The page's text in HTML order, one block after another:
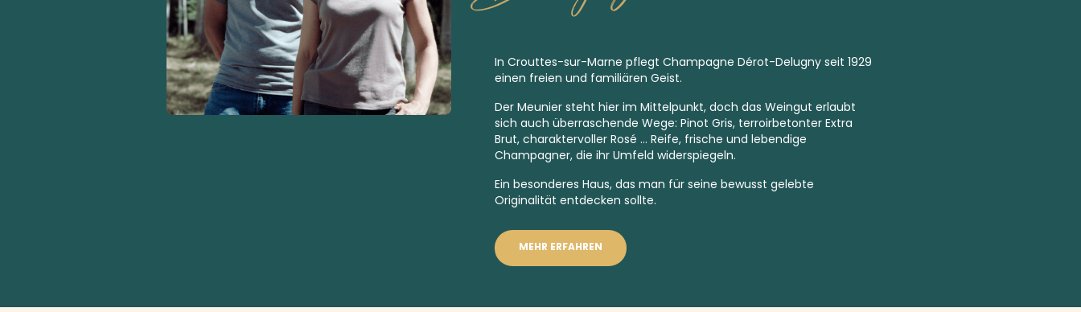
In Crouttes-sur-Marne pflegt Champagne Dérot-Delugny seit 1929
einen freien und familiären Geist.
Der Meunier steht hier im Mittelpunkt, doch das Weingut erlaubt
sich auch überraschende Wege: Pinot Gris, terroirbetonter Extra
Brut, charaktervoller Rosé … Reife, frische und lebendige
Champagner, die ihr Umfeld widerspiegeln.
Ein besonderes Haus, das man für seine bewusst gelebte
Originalität entdecken sollte.
MEHR ERFAHREN